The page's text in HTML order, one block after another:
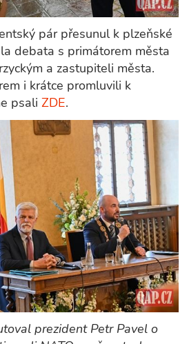
pár přesunul k plzeňské
debata s primátorem města
a zastupiteli města.
i krátce promluvili k
psali ZDE.
prezident Petr Pavel o